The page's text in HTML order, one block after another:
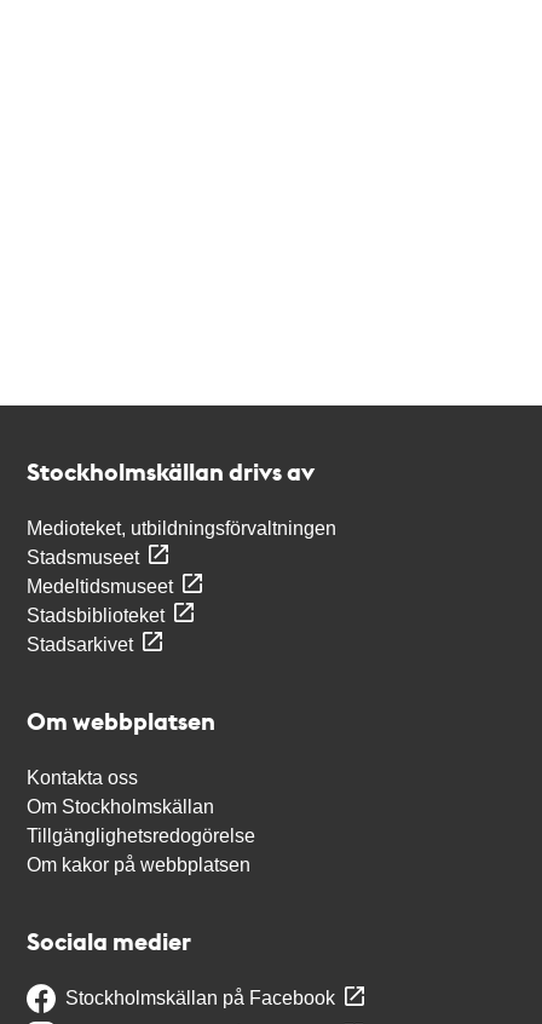
Stockholmskällan drivs av
Medioteket, utbildningsförvaltningen
Stadsmuseet
Medeltidsmuseet
Stadsbiblioteket
Stadsarkivet
Om webbplatsen
Kontakta oss
Om Stockholmskällan
Tillgänglighetsredogörelse
Om kakor på webbplatsen
Sociala medier
Stockholmskällan på Facebook